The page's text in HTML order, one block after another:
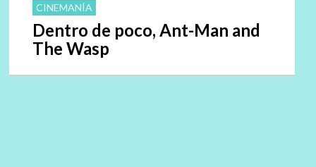
CINEMANÍA
Dentro de poco, Ant-Man and
The Wasp